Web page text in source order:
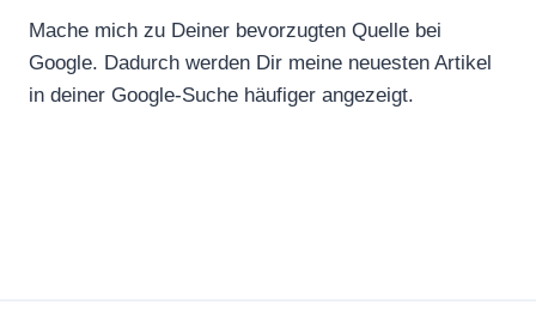
Mache mich zu Deiner bevorzugten Quelle bei
Google. Dadurch werden Dir meine neuesten Artikel
in deiner Google-Suche häufiger angezeigt.